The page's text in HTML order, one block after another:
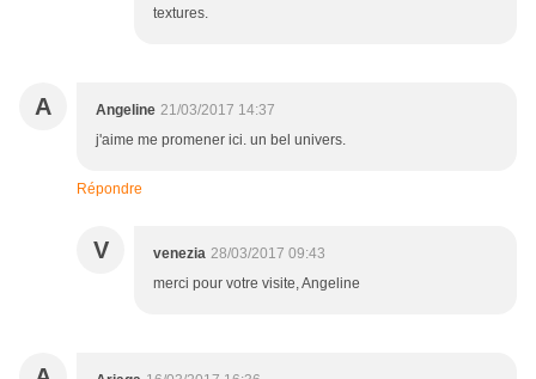
textures.
A Angeline 21/03/2017 14:37
j'aime me promener ici. un bel univers.
Répondre
V venezia 28/03/2017 09:43
merci pour votre visite, Angeline